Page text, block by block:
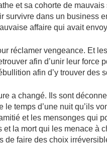
et sa cohorte de
survivre dans un business
affaire qui avait
réclamer vengeance. Et
afin d’unir leur force
afin d’y trouver des
a changé. Ils sont
le temps d’une nuit qu’ils
et les mensonges qui
et la mort qui les menace à
de faire des choix